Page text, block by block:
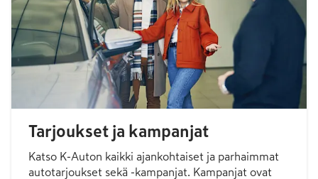
Tarjoukset ja kampanjat
Katso K-Auton kaikki ajankohtaiset ja parhaimmat
autotarjoukset sekä -kampanjat. Kampanjat ovat